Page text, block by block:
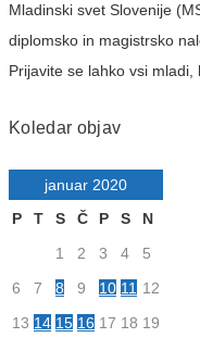
Mladinski svet Slovenije
diplomsko in magistrsko
Prijavite se lahko vsi
Koledar objav
januar 2020
P
T S Č P S
N
1
2 3 4
5
6
7 8 9 10 11 12
13 14 15 16 17 18 19